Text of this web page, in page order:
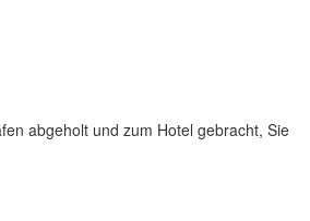
abgeholt und zum Hotel gebracht, Sie